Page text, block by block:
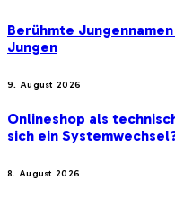
Berühmte
Jungen
9. August 2026
Onlineshop als
sich ein
8. August 2026